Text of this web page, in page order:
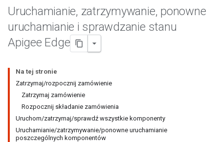
Uruchamianie, zatrzymywanie, ponowne
uruchamianie i sprawdzanie stanu
Apigee Edge
Na tej stronie
Zatrzymaj/rozpocznij zamówienie
Zatrzymaj zamówienie
Rozpocznij składanie zamówienia
Uruchom/zatrzymaj/sprawdź wszystkie komponenty
Uruchamianie/zatrzymywanie/ponowne uruchamianie
poszczególnych komponentów